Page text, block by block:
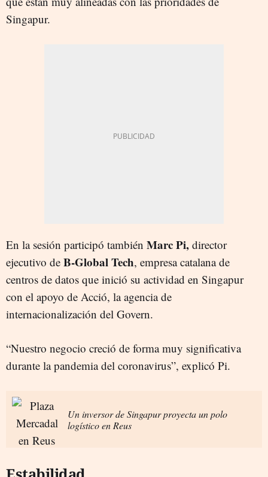
Singapur.
En la sesión participó también Marc Pi, director
ejecutivo de B-Global Tech, empresa catalana de
centros de datos que inició su actividad en Singapur
con el apoyo de Acció, la agencia de
internacionalización del Govern.
“Nuestro negocio creció de forma muy significativa
durante la pandemia del coronavirus”, explicó Pi.
Un inversor de Singapur proyecta un polo
logístico en Reus